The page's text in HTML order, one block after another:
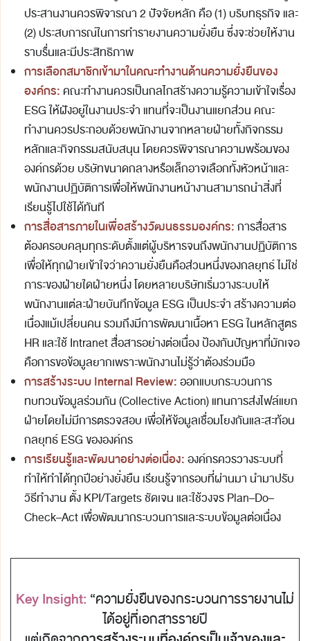
ประสานงานควรพิจารณา 2 ปัจจัยหลัก คือ (1) บริบทธุรกิจ และ
(2) ประสบการณ์ในการทำรายงานความยั่งยืน ซึ่งจะช่วยให้งาน
ราบรื่นและมีประสิทธิภาพ
การเลือกสมาชิกเข้ามาในคณะทำงานด้านความยั่งยืนของ
องค์กร: คณะทำงานควรเป็นกลไกสร้างความรู้ความเข้าใจเรื่อง
ESG ให้ฝังอยู่ในงานประจำ แทนที่จะเป็นงานแยกส่วน คณะ
ทำงานควรประกอบด้วยพนักงานจากหลายฝ่ายทั้งกิจกรรม
หลักและกิจกรรมสนับสนุน โดยควรพิจารณาความพร้อมของ
องค์กรด้วย บริษัทขนาดกลางหรือเล็กอาจเลือกทั้งหัวหน้าและ
พนักงานปฏิบัติการเพื่อให้พนักงานหน้างานสามารถนำสิ่งที่
เรียนรู้ไปใช้ได้ทันที
การสื่อสารภายในเพื่อสร้างวัฒนธรรมองค์กร:การสื่อสาร
ต้องครอบคลุมทุกระดับตั้งแต่ผู้บริหารจนถึงพนักงานปฏิบัติการ
เพื่อให้ทุกฝ่ายเข้าใจว่าความยั่งยืนคือส่วนหนึ่งของกลยุทธ์ ไม่ใช่
ภาระของฝ่ายใดฝ่ายหนึ่ง โดยหลายบริษัทเริ่มวางระบบให้
พนักงานแต่ละฝ่ายบันทึกข้อมูล ESG เป็นประจำ สร้างความต่อ
เนื่องแม้เปลี่ยนคน รวมถึงมีการพัฒนาเนื้อหา ESG ในหลักสูตร
HR และใช้ Intranet สื่อสารอย่างต่อเนื่อง ป้องกันปัญหาที่มักเจอ
คือการขอข้อมูลยากเพราะพนักงานไม่รู้ว่าต้องร่วมมือ
การสร้างระบบInternal Review:ออกแบบกระบวนการ
ทบทวนข้อมูลร่วมกัน (Collective Action) แทนการส่งไฟล์แยก
ฝ่ายโดยไม่มีการตรวจสอบ เพื่อให้ข้อมูลเชื่อมโยงกันและสะท้อน
กลยุทธ์ ESG ขององค์กร
การเรียนรู้และพัฒนาอย่างต่อเนื่อง:องค์กรควรวางระบบที่
ทำให้ทำได้ทุกปีอย่างยั่งยืน เรียนรู้จากรอบที่ผ่านมา นำมาปรับ
วิธีทำงาน ตั้ง KPI/Targets ชัดเจน และใช้วงจร Plan–Do–
Check–Act เพื่อพัฒนากระบวนการและระบบข้อมูลต่อเนื่อง
Key Insight: “ความยั่งยืนของกระบวนการรายงานไม่
ได้อยู่ที่เอกสารรายปี